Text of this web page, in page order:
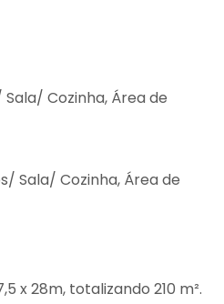
Cozinha, Área de
Sala/ Cozinha, Área de
x 28m, totalizando 210 m².